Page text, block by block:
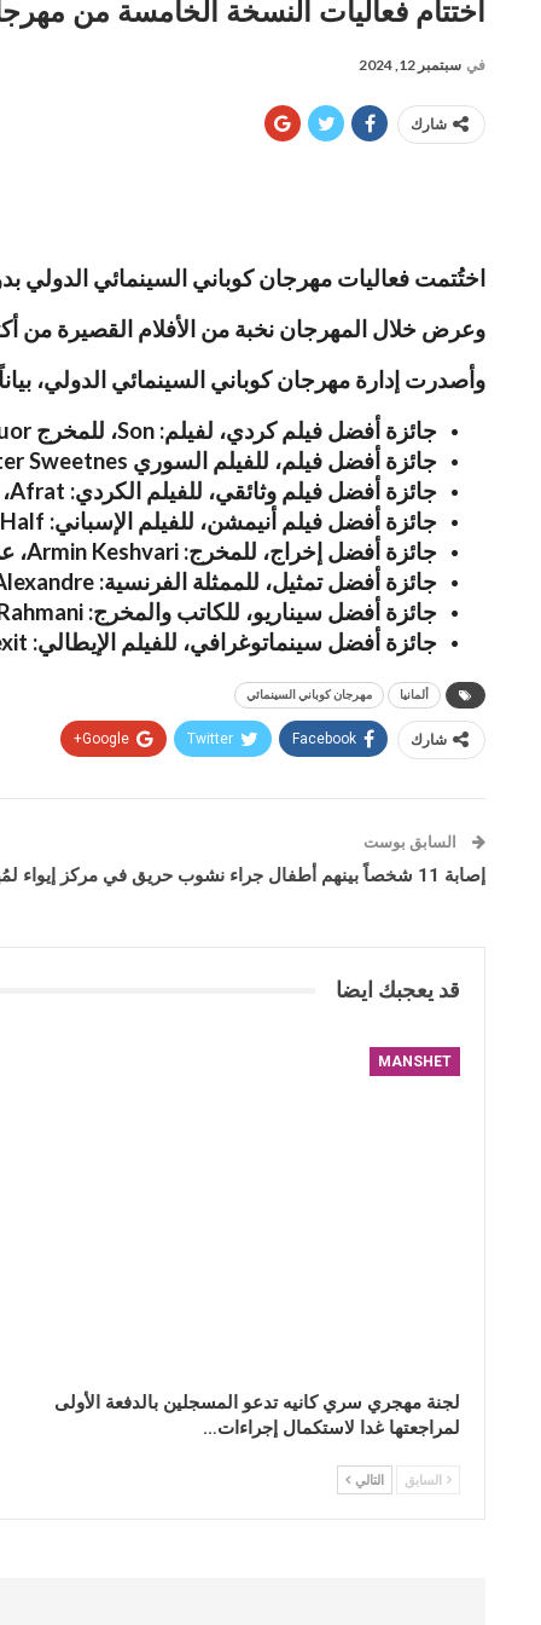
اختتام فعاليات النسخة الخامسة من
في سبتمبر 12, 2024
شارك
اختُتمت فعاليات مهرجان كوباني السينمائي الدولي بدورته الخامسة، التي استمرت
وعرض خلال المهرجان نخبة من الأفلام القصيرة من أكثر من 92 دولة، بحضور جماهيري واسع ونخبة من الفنانين وصناع الأفلام من
وأصدرت إدارة مهرجان كوباني السينمائي الدولي،
جائزة أفضل فيلم كردي، لفيلم: Son، للمخرج Saman Hosseinpuor
جائزة أفضل فيلم، للفيلم السوري Bitter Sweetnes، إخراج: Zaher Kusaibati
جائزة أفضل فيلم وثائقي، للفيلم الكردي: Afrat، للمخرج: Mikael Rahmani
جائزة أفضل فيلم أنيمشن، للفيلم الإسباني: In Half، لصانعه: Jorge Morais Valle
جائزة أفضل إخراج، للمخرج: Armin Keshvari، عن الفيلم الإيراني Death Anniversary
جائزة أفضل تمثيل، للممثلة الفرنسية: Marie Alexandre، عن الفيلم الفرنسي DIOGÈNE
جائزة أفضل سيناريو، للكاتب والمخرج: Davood Rahmani، عن الفيلم الإيراني The Closet
جائزة أفضل سينماتوغرافي، للفيلم الإيطالي: Fiabexit، للسينماتوغرافر JAB.
ألمانيا مهرجان كوباني السينمائي
شارك Facebook
Twitter
Google+
السابق بوست
إصابة 11 شخصاً بينهم أطفال جراء نشوب حريق في مركز إيواء لمُهجري سري كانيه في الحسكة
قد يعجبك ايضا
MANSHET
لجنة مهجري سري كانيه تدعو المسجلين بالدفعة الأولى
لمراجعتها غدا لاستكمال إجراءات…
السابق التالي